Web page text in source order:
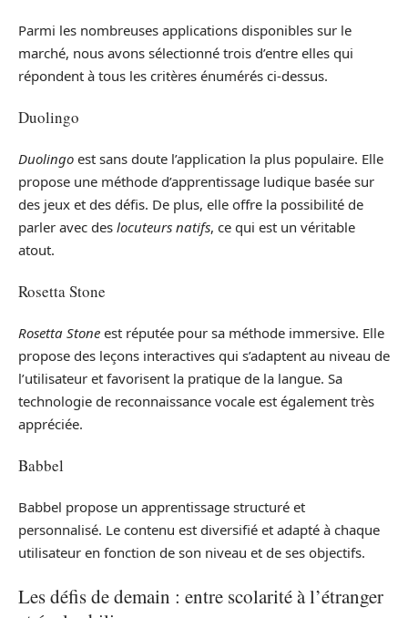
Parmi les nombreuses applications disponibles sur le
marché, nous avons sélectionné trois d’entre elles qui
répondent à tous les critères énumérés ci-dessus.
Duolingo
Duolingo est sans doute l’application la plus populaire. Elle
propose une méthode d’apprentissage ludique basée sur
des jeux et des défis. De plus, elle offre la possibilité de
parler avec des locuteurs natifs, ce qui est un véritable
atout.
Rosetta Stone
Rosetta Stone est réputée pour sa méthode immersive. Elle
propose des leçons interactives qui s’adaptent au niveau de
l’utilisateur et favorisent la pratique de la langue. Sa
technologie de reconnaissance vocale est également très
appréciée.
Babbel
Babbel propose un apprentissage structuré et
personnalisé. Le contenu est diversifié et adapté à chaque
utilisateur en fonction de son niveau et de ses objectifs.
Les défis de demain : entre scolarité à l’étranger